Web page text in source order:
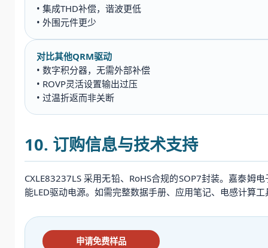
• 集成THD补偿，谐波更低
• 外围元件更少
对比其他QRM驱动
• 数字积分器，无需外部补偿
• ROVP灵活设置输出过压
• 过温折返而非关断
10. 订购信息与技术支持
CXLE83237LS 采用无铅、RoHS合规的SOP7封装。嘉泰姆
能LED驱动电源。如需完整数据手册、应用笔记、电感计算
申请免费样品